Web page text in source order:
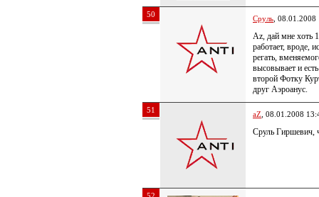
50 Сруль ,
Az, дай мне хоть
работает, вроде,
регать,
высовывает и
второй Фотку
друг Аэроанус.
51 aZ , 08.01.2008
Сруль Гиршевич,